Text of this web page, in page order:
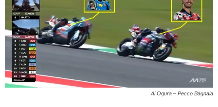
Ai Ogura – Pecco Bagnaia